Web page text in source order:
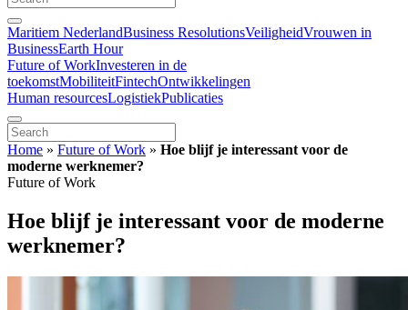
Maritiem NederlandBusiness ResolutionsVeiligheidVrouwen in
BusinessEarth Hour
Future of WorkInvesteren in de
toekomstMobiliteitFintechOntwikkelingen
Human resourcesLogistiekPublicaties
Home » Future of Work » Hoe blijf je interessant voor de
moderne werknemer?
Future of Work
Hoe blijf je interessant voor de moderne
werknemer?